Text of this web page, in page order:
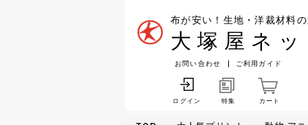
布が安い！生地・洋裁材料
大塚屋ネ
お問い合わせ ご利用ガイド
ログイン 特集 カート